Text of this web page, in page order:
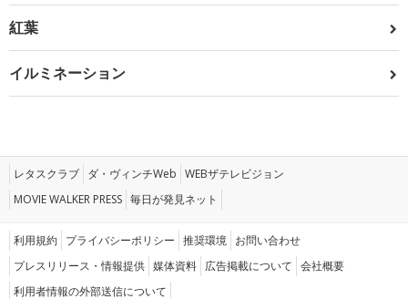
紅葉
イルミネーション
レタスクラブ ダ・ヴィンチWeb WEBザテレビジョン
MOVIE WALKER PRESS 毎日が発見ネット
利用規約 プライバシーポリシー 推奨環境 お問い合わせ
プレスリリース・情報提供 媒体資料 広告掲載について 会社概要
利用者情報の外部送信について